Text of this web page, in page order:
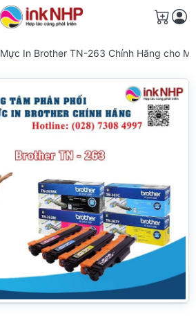
Giỏ
Mực In Brother TN-263 Chính Hãng cho